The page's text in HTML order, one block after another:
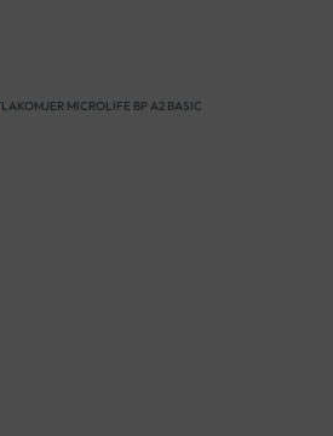
MICROLIFE BP A2 BASIC